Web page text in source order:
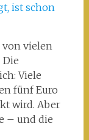
ist schon
von vielen
Die
Viele
fünf Euro
wird. Aber
– und die